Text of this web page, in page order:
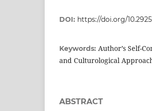
DOI: https://doi.org/
Keywords: Author’s Self-
and Culturological
ABSTRACT